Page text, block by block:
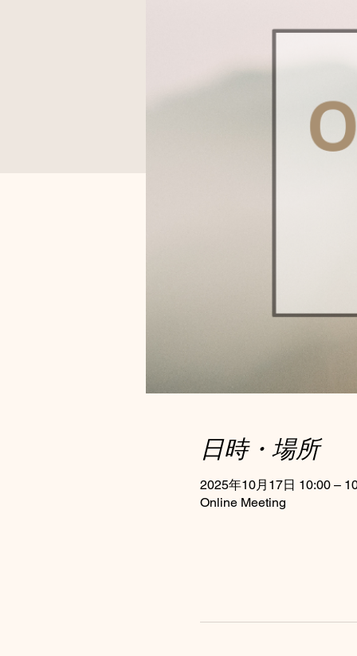
日時・場所
2025年10月17日 10:00 –
Online Meeting